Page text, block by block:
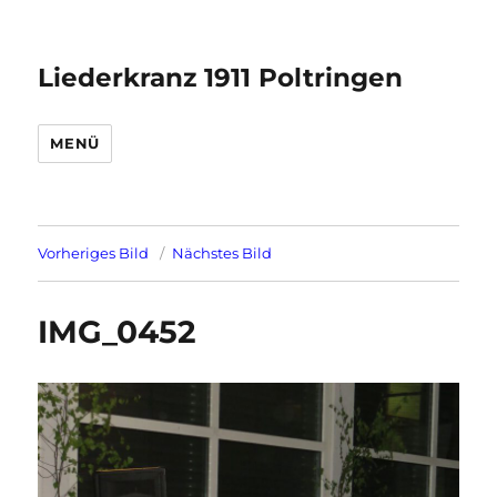
Liederkranz 1911 Poltringen
MENÜ
Vorheriges Bild Nächstes Bild
IMG_0452